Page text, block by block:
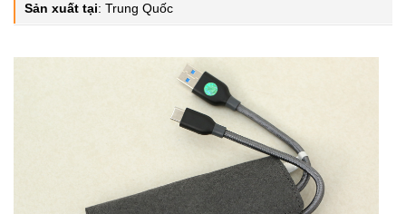
Sản xuất tại: Trung Quốc